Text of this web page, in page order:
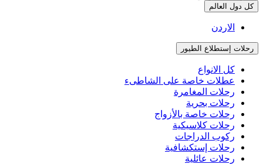
كل دول العالم
الاردن
رحلات إستطلاع الطيور
كل الانواع
عطلات خاصة على الشاطىء
رحلات المغامرة
رحلات بحرية
رحلات خاصة بالأزواج
رحلات كلاسيكية
ركوب الدراجات
رحلات إستكشافية
رحلات عائلية